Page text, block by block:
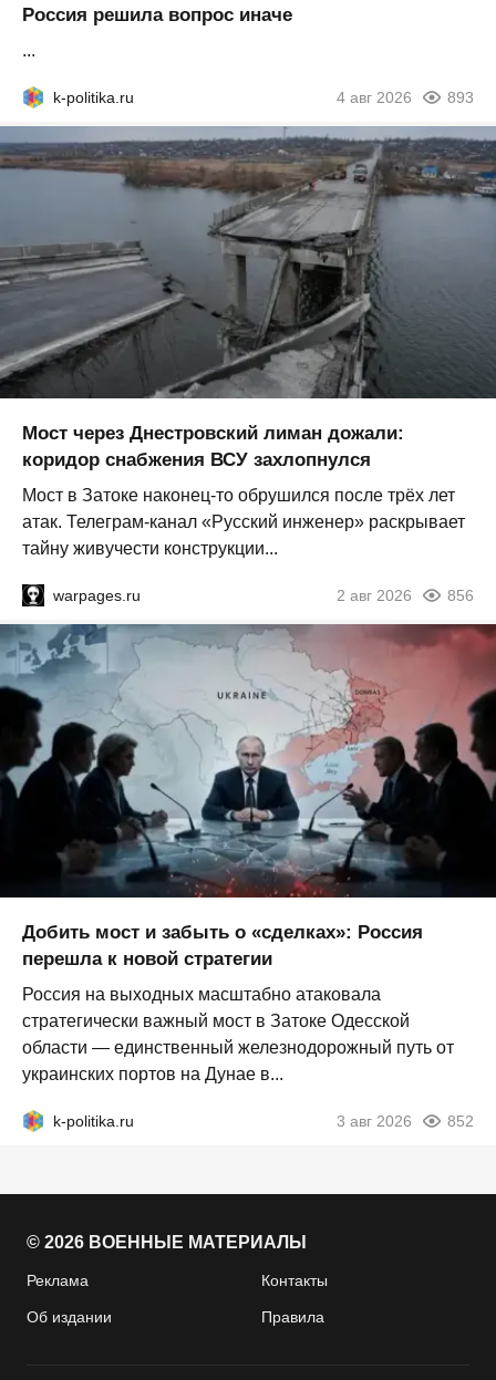
Россия решила вопрос иначе
...
k-politika.ru 4 авг 2026 893
Мост через Днестровский лиман дожали:
коридор снабжения ВСУ захлопнулся
Мост в Затоке наконец-то обрушился после трёх лет
атак. Телеграм-канал «Русский инженер» раскрывает
тайну живучести конструкции...
warpages.ru 2 авг 2026 856
Добить мост и забыть о «сделках»: Россия
перешла к новой стратегии
Россия на выходных масштабно атаковала
стратегически важный мост в Затоке Одесской
области — единственный железнодорожный путь от
украинских портов на Дунае в...
k-politika.ru 3 авг 2026 852
© 2026 ВОЕННЫЕ МАТЕРИАЛЫ
Реклама Контакты
Об издании Правила